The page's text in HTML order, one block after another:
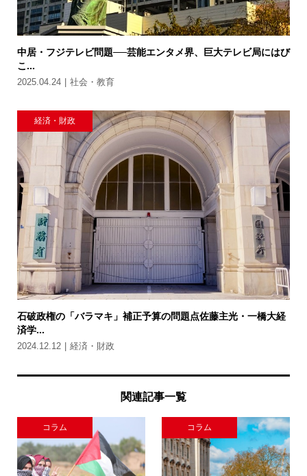
中居・フジテレビ問題──芸能エンタメ界、巨大テレビ局にはび
こ...
2025.04.24 社会・教育
経済・財政
石破政権の「バラマキ」補正予算の問題点佐藤主光・一橋大経
済学...
2024.12.12 経済・財政
関連記事一覧
コラム コラム